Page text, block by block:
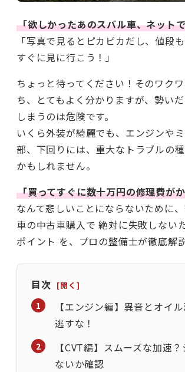
「欲しかったあのスバル車、ネット
「写真で見るとピカピカだし、値段
すぐに見に行こう！」
ちょっと待ってください！そのワク
ち、とてもよく分かりますが、勢い
しまうのは危険です。
いくら外装が綺麗でも、エンジンや
部、下回りには、重大なトラブルの
かもしれません。
「買ってすぐに数十万円の修理費が
なんて悲しいことにならないために
車の中古車購入で絶対に失敗しない
ポイント を、プロの整備士が徹底解
目次
【エンジン編】異音とオイ
逃すな！
【CVT編】スムーズな加速
ないか確認